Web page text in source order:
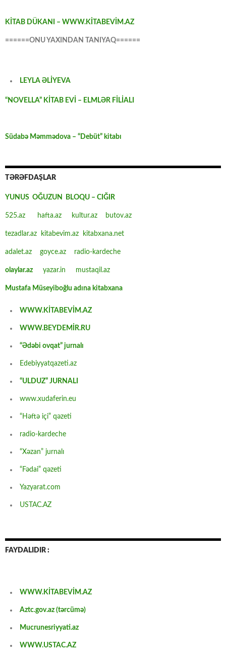
KİTAB DÜKANI – WWW.KİTABEVİM.AZ
======ONU YAXINDAN TANIYAQ======
LEYLA ƏLİYEVA
“NOVELLA” KİTAB EVİ – ELMLƏR FİLİALI
Südabə Məmmədova – “Debüt” kitabı
TƏRƏFDAŞLAR
YUNUS OĞUZUN BLOQU – CIĞIR
525.az hafta.az kultur.az butov.az
tezadlar.az kitabevim.az kitabxana.net
adalet.az goyce.az radio-kardeche
olaylar.az yazar.in mustaqil.az
Mustafa Müseyiboğlu adına kitabxana
WWW.KİTABEVİM.AZ
WWW.BEYDEMİR.RU
“Ədəbi ovqat” jurnalı
Edebiyyatqazeti.az
“ULDUZ” JURNALI
www.xudaferin.eu
“Həftə içi” qəzeti
radio-kardeche
“Xəzan” jurnalı
“Fədai” qəzeti
Yazyarat.com
USTAC.AZ
FAYDALIDIR :
WWW.KİTABEVİM.AZ
Aztc.gov.az (tərcümə)
Mucrunesriyyati.az
WWW.USTAC.AZ